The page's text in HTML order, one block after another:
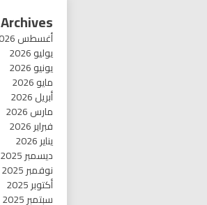
Archives
أغسطس 2026
يوليو 2026
يونيو 2026
مايو 2026
أبريل 2026
مارس 2026
فبراير 2026
يناير 2026
ديسمبر 2025
نوفمبر 2025
أكتوبر 2025
سبتمبر 2025